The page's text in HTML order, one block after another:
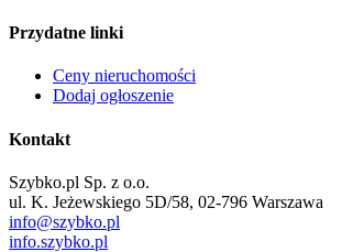
Przydatne linki
Ceny nieruchomości
Dodaj ogłoszenie
Kontakt
Szybko.pl Sp. z o.o.
ul. K. Jeżewskiego 5D/58, 02-796 Warszawa
info@szybko.pl
info.szybko.pl